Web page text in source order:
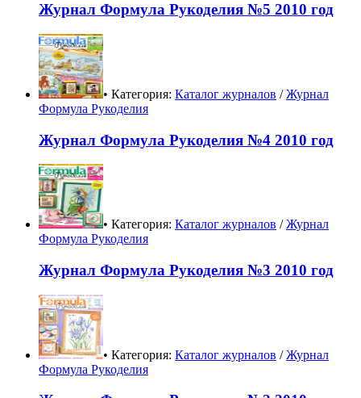
Журнал Формула Рукоделия №5 2010 год
• Категория: Каталог журналов /Журнал
Формула Рукоделия
Журнал Формула Рукоделия №4 2010 год
• Категория: Каталог журналов /Журнал
Формула Рукоделия
Журнал Формула Рукоделия №3 2010 год
• Категория: Каталог журналов /Журнал
Формула Рукоделия